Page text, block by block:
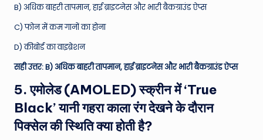
B) अधिक बाहरी तापमान, हाई ब्राइटनेस और भारी बैकग्राउंड ऐप्स
C) फोन में कम गानों का होना
D) कीबोर्ड का वाइब्रेशन
सही उत्तर: B) अधिक बाहरी तापमान, हाई ब्राइटनेस और भारी बैकग्राउंड ऐप्स
5. एमोलेड (AMOLED) स्क्रीन में ‘True
Black’ यानी गहरा काला रंग देखने के दौरान
पिक्सेल की स्थिति क्या होती है?